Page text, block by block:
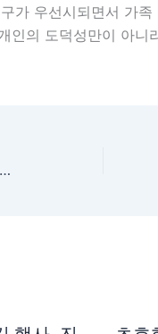
가 우선시되면서 가
인의 도덕성만이 아니
AI의 양날의 검, 기술 발전과 윤리의 충돌